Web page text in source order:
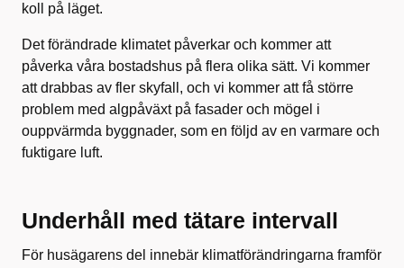
koll på läget.
Det förändrade klimatet påverkar och kommer att
påverka våra bostadshus på flera olika sätt. Vi kommer
att drabbas av fler skyfall, och vi kommer att få större
problem med algpåväxt på fasader och mögel i
ouppvärmda byggnader, som en följd av en varmare och
fuktigare luft.
Underhåll med tätare intervall
För husägarens del innebär klimatförändringarna framför